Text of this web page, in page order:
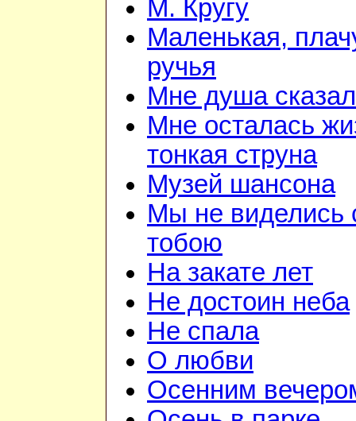
М. Кругу
Маленькая,
ручья
Мне душа
Мне осталась
тонкая струна
Музей шансона
Мы не виделись
тобою
На закате лет
Не достоин неба
Не спала
О любви
Осенним